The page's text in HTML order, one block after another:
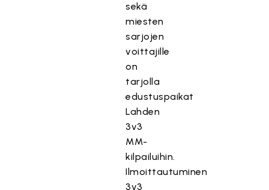
sekä
miesten
sarjojen
voittajille
on
tarjolla
edustuspaikat
Lahden
3v3
MM-
kilpailuihin.
Ilmoittautuminen
3v3